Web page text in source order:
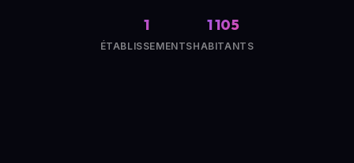
1
ÉTABLISSEMENTS
1 105
HABITANTS